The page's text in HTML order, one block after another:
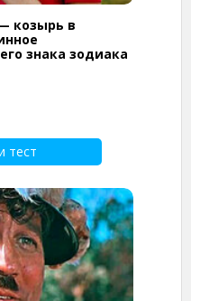
козырь в
знака зодиака
тест